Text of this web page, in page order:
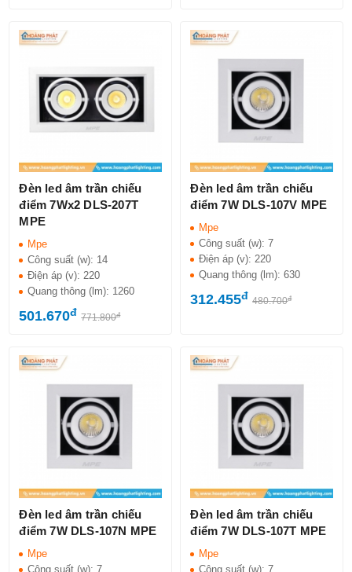
Đèn led âm trần chiếu
điểm 7Wx2 DLS-207T
MPE
Mpe
Công suất (w): 14
Điện áp (v):220
Quang thông (lm): 1260
501.670đ 771.800đ
Đèn led âm trần chiếu
điểm 7W DLS-107V MPE
Mpe
Công suất (w):7
Điện áp (v):220
Quang thông (lm):630
312.455đ 480.700đ
Đèn led âm trần chiếu
điểm 7W DLS-107N MPE
Mpe
Công suất (w):7
Đèn led âm trần chiếu
điểm 7W DLS-107T MPE
Mpe
Công suất (w):7